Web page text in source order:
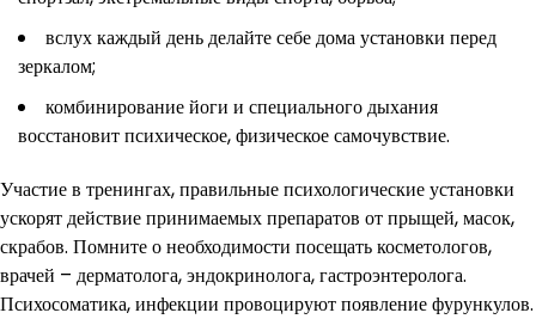
вслух каждый день делайте себе дома установки перед
зеркалом;
комбинирование йоги и специального дыхания
восстановит психическое, физическое самочувствие.
Участие в тренингах, правильные психологические установки
ускорят действие принимаемых препаратов от прыщей, масок,
скрабов. Помните о необходимости посещать косметологов,
врачей – дерматолога, эндокринолога, гастроэнтеролога.
Психосоматика, инфекции провоцируют появление фурункулов.